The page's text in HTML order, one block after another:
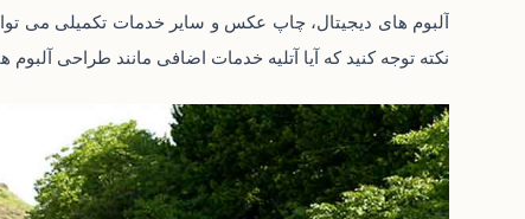
آلبوم‌ های دیجیتال، چاپ عکس و سایر خدمات تکمیلی می‌
نکته توجه کنید که آیا آتلیه خدمات اضافی مانند طراحی